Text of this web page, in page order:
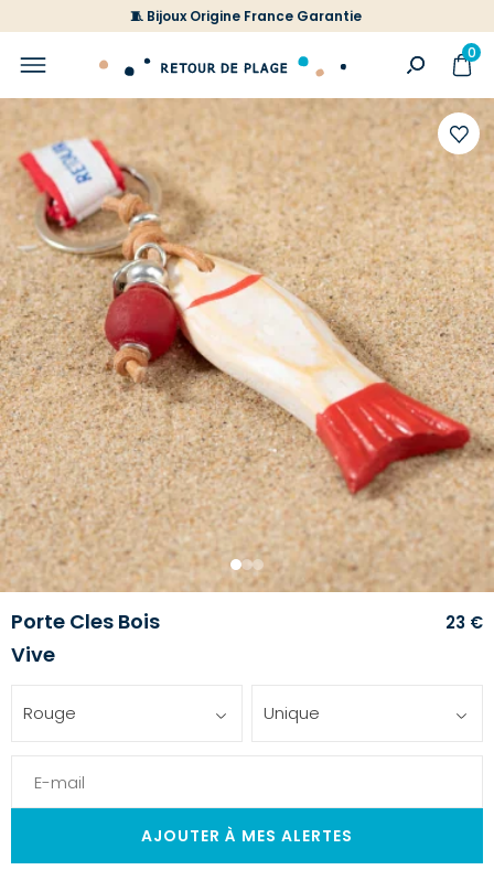
🧵 Bijoux Origine France Garantie
0
à
votre
liste
1 23
Porte Cles Bois
Vive
23 €
Rouge Unique